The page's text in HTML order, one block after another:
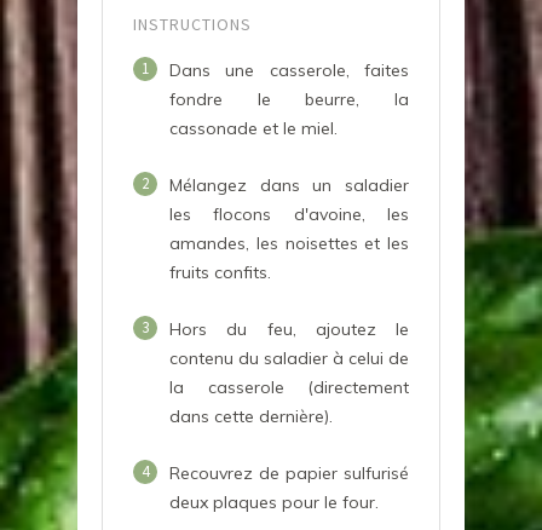
INSTRUCTIONS
1
Dans une casserole, faites
fondre le beurre, la
cassonade et le miel.
2
Mélangez dans un saladier
les flocons d'avoine, les
amandes, les noisettes et les
fruits confits.
3
Hors du feu, ajoutez le
contenu du saladier à celui de
la casserole (directement
dans cette dernière).
4
Recouvrez de papier sulfurisé
deux plaques pour le four.